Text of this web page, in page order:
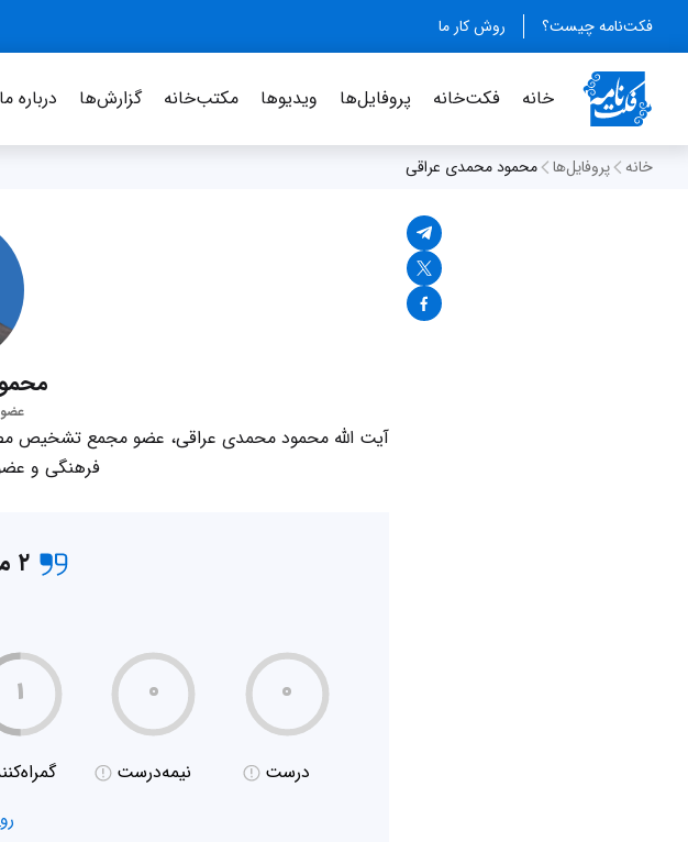
فکت‌نامه چیست؟ روش کار ما
خانه فکت‌خانه پروفایل‌ها ویدیو‌ها مکتب‌خانه گزارش‌ها درباره‌ ما
خانه پروفایل‌ها محمود محمدی عراقی
آیت الله محمود محمدی عراقی، عضو مجمع تشخیص
فرهنگی و
۲ مقاله درستی‌سنجی
۰
درست
۰
نیمه‌درست
۱